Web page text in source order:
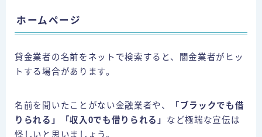
ホームページ
貸金業者の名前をネットで検索すると、闇金業者がヒッ
トする場合があります。
名前を聞いたことがない金融業者や、
「ブラックでも借
りられる」「収入0でも借りられる」 など極端な宣伝は
怪しいと思いましょう。